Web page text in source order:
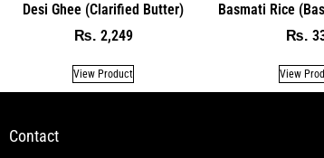
Desi Ghee (Clarified Butter)
₨ 2,249
View Product
Basmati Rice
₨
View
Contact